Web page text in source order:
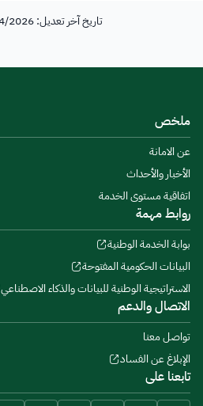
تاريخ آخر تعديل: 10/04/2026 - 2:00 م بتوقيت السعودية
ملخص
عن الامانة
الأخبار والأحداث
اتفاقية مستوى الخدمة
روابط مهمة
بوابة الخدمة الوطنية
البيانات الحكومية المفتوحة
الاستراتيجية الوطنية للبيانات والذكاء الاصطناعي
الاتصال والدعم
تواصل معنا
الإبلاغ عن الفساد
تابعنا على